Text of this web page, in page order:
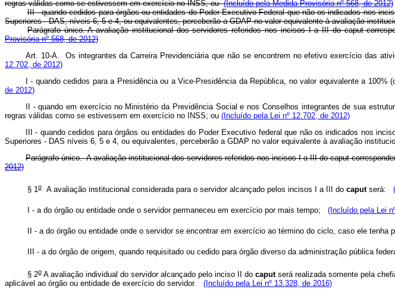
regras válidas como se estivessem em exercício no INSS; ou(Incluído pela Medida Provisória nº 568, de 2012)
III - quando cedidos para órgãos ou entidades do Poder Executivo Federal que não os indicados nos
Superiores - DAS, níveis 6, 5 e 4, ou equivalentes, perceberão a GDAP no valor equivalente à avaliação
Parágrafo único. A avaliação institucional dos servidores referidos nos incisos I a III do caput
Provisória nº 568, de 2012)
Art. 10-A. Os integrantes da Carreira Previdenciária que não se encontrem no efetivo exercício das
12.702, de 2012)
I - quando cedidos para a Presidência ou a Vice-Presidência da República, no valor equivalente a
de 2012)
II - quando em exercício no Ministério da Previdência Social e nos Conselhos integrantes de sua
regras válidas como se estivessem em exercício no INSS; ou (Incluído pela Lei nº 12.702, de 2012)
III - quando cedidos para órgãos ou entidades do Poder Executivo federal que não os indicados nos
Superiores - DAS níveis 6, 5 e 4, ou equivalentes, perceberão a GDAP no valor equivalente à avaliação
Parágrafo único. A avaliação institucional dos servidores referidos nos incisos I a III docaput
2012)
§ 1oA avaliação institucional considerada para o servidor alcançado pelos incisos I a III do caputserá:
I - a do órgão ou entidade onde o servidor permaneceu em exercício por mais tempo; (Incluído pela Lei
II - a do órgão ou entidade onde o servidor se encontrar em exercício ao término do ciclo, caso ele
III - a do órgão de origem, quando requisitado ou cedido para órgão diverso da administração pública
§ 2oA avaliação individual do servidor alcançado pelo inciso II do caputserá realizada somente pela
aplicável ao órgão ou entidade de exercício do servidor. (Incluído pela Lei nº 13.328, de 2016)